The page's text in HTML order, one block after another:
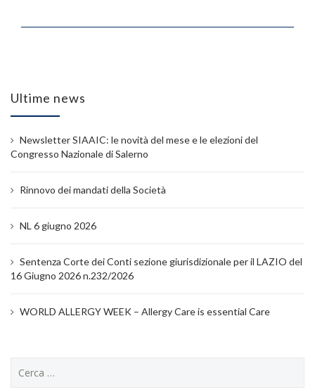
Ultime news
Newsletter SIAAIC: le novità del mese e le elezioni del
Congresso Nazionale di Salerno
Rinnovo dei mandati della Società
NL 6 giugno 2026
Sentenza Corte dei Conti sezione giurisdizionale per il LAZIO del
16 Giugno 2026 n.232/2026
WORLD ALLERGY WEEK – Allergy Care is essential Care
per: